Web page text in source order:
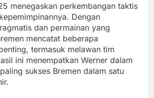
menegaskan perkembangan taktis
Dengan
dan permainan yang
mencatat beberapa
termasuk melawan tim
ini menempatkan Werner dalam
sukses Bremen dalam satu